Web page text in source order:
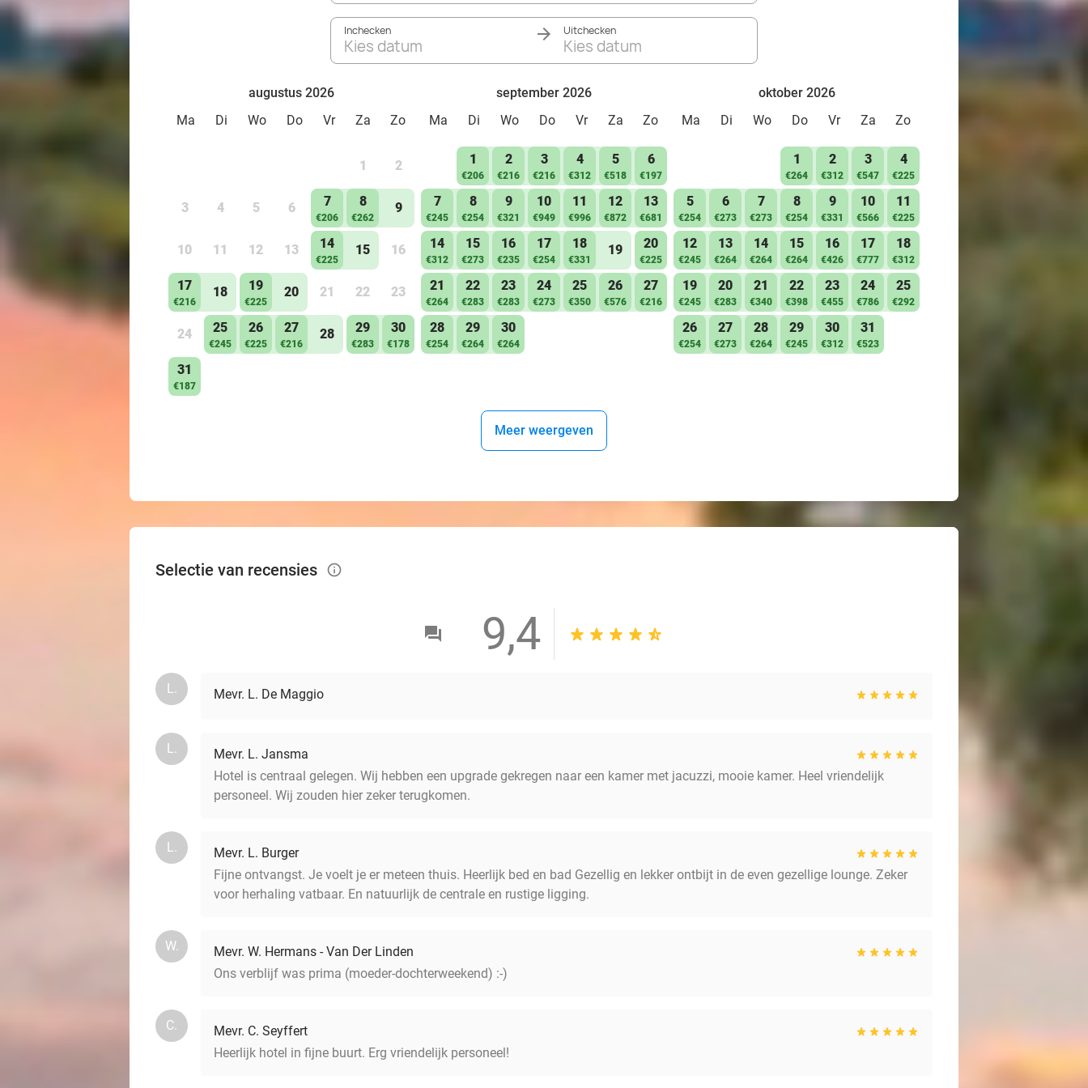
Inchecken
Kies datum
Uitchecken
Kies datum
augustus 2026
Ma
Di Wo Do Vr Za Zo
1 2
3 4 5 6 7
€206
8
€262
9
10 11 12 13 14
€225
15 16
17
€216
18 19
€225
20 21 22 23
24 25
€245
26
€225
27
€216
28 29
€283
30
€178
31
€187
september 2026
Ma
Di Wo Do Vr Za Zo
1
€206
2
€216
3
€216
4
€312
5
€518
6
€197
7
€245
8
€254
9
€321
10
€949
11
€996
12
€872
13
€681
14
€312
15
€273
16
€235
17
€254
18
€331
19 20
€225
21
€264
22
€283
23
€283
24
€273
25
€350
26
€576
27
€216
28
€254
29
€264
30
€264
oktober 2026
Ma
Di Wo Do Vr Za Zo
1
€264
2
€312
3
€547
4
€225
5
€254
6
€273
7
€273
8
€254
9
€331
10
€566
11
€225
12
€245
13
€264
14
€264
15
€264
16
€426
17
€777
18
€312
19
€245
20
€283
21
€340
22
€398
23
€455
24
€786
25
€292
26
€254
27
€273
28
€264
29
€245
30
€312
31
€523
Meer weergeven
Selectie van recensies info_outlined
9,4
L. Mevr. L. De Maggio
L.
Mevr. L. Jansma
Hotel is centraal gelegen. Wij hebben een upgrade gekregen naar een kamer met jacuzzi, mooie kamer. Heel vriendelijk
personeel. Wij zouden hier zeker terugkomen.
L.
Mevr. L. Burger
Fijne ontvangst. Je voelt je er meteen thuis. Heerlijk bed en bad Gezellig en lekker ontbijt in de even gezellige lounge. Zeker
voor herhaling vatbaar. En natuurlijk de centrale en rustige ligging.
W.
Mevr. W. Hermans - Van Der Linden
Ons verblijf was prima (moeder-dochterweekend) :-)
C.
Mevr. C. Seyffert
Heerlijk hotel in fijne buurt. Erg vriendelijk personeel!